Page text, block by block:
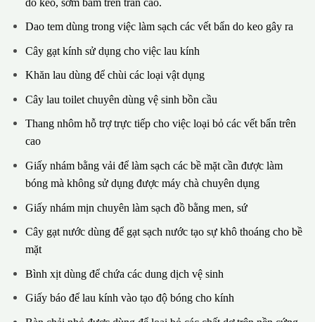
Dao tem dùng trong việc làm sạch các vết bẩn do keo gây ra
Cây gạt kính sử dụng cho việc lau kính
Khăn lau dùng để chùi các loại vật dụng
Cây lau toilet chuyên dùng vệ sinh bồn cầu
Thang nhôm hỗ trợ trực tiếp cho việc loại bỏ các vết bẩn trên
cao
Giấy nhám bằng vải để làm sạch các bề mặt cần được làm
bóng mà không sử dụng được máy chà chuyên dụng
Giấy nhám mịn chuyên làm sạch đồ bằng men, sứ
Cây gạt nước dùng để gạt sạch nước tạo sự khô thoáng cho bề
mặt
Bình xịt dùng để chứa các dung dịch vệ sinh
Giấy báo để lau kính vào tạo độ bóng cho kính